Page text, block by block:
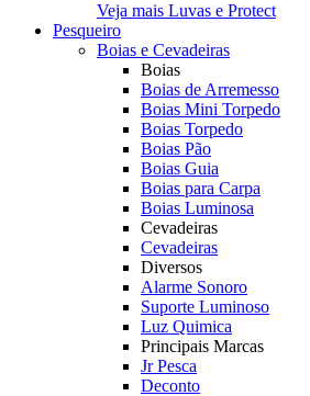
Veja mais Luvas e Protect
Pesqueiro
Boias e Cevadeiras
Boias
Boias de Arremesso
Boias Mini Torpedo
Boias Torpedo
Boias Pão
Boias Guia
Boias para Carpa
Boias Luminosa
Cevadeiras
Cevadeiras
Diversos
Alarme Sonoro
Suporte Luminoso
Luz Quimica
Principais Marcas
Jr Pesca
Deconto